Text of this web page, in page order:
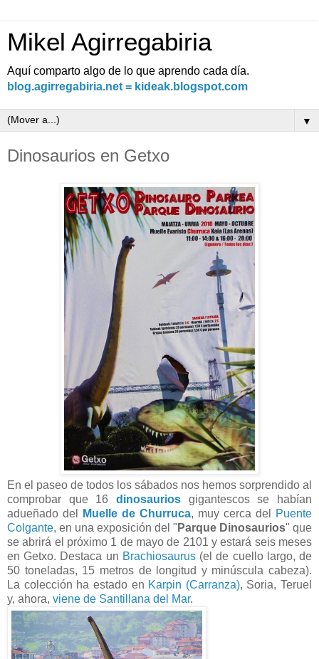
Mikel Agirregabiria
Aquí comparto algo de lo que aprendo cada día.
blog.agirregabiria.net = kideak.blogspot.com
▼
Dinosaurios en Getxo
En el paseo de todos los sábados nos hemos sorprendido al
comprobar que 16 dinosaurios gigantescos se habían
adueñado del
Muelle de Churruca, muy cerca del
Puente
Colgante, en una exposición del " Parque Dinosaurios" que
se abrirá el próximo 1 de mayo de 2101 y estará seis meses
en Getxo. Destaca un Brachiosaurus(el de cuello largo, de
50 toneladas, 15 metros de longitud y minúscula cabeza).
La colección ha estado en Karpin (Carranza), Soria, Teruel
y, ahora, viene de Santillana del Mar.